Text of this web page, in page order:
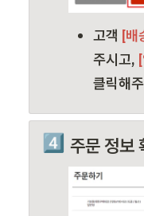
고객 [배
주시고,
클릭해
4️⃣ 주문 정보